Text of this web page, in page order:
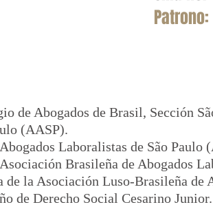
de Abogados de Brasil, Sección
(AASP).
Laboralistas de São Paulo
Brasileña de Abogados
la Asociación Luso-Brasileña de
de Derecho Social Cesarino Junior.